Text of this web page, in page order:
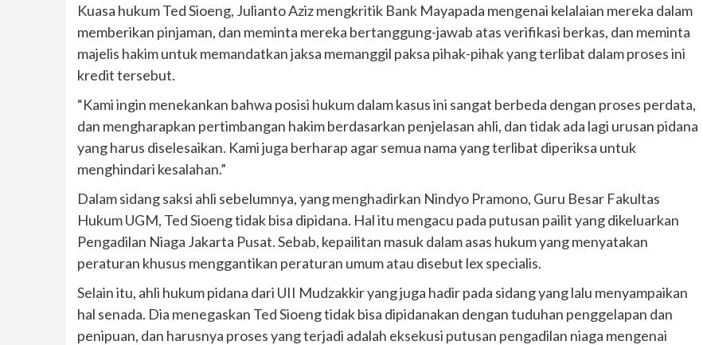
Kuasa hukum Ted Sioeng, Julianto Aziz mengkritik Bank Mayapada mengenai kelalaian mereka dalam
memberikan pinjaman, dan meminta mereka bertanggung-jawab atas verifikasi berkas, dan meminta
majelis hakim untuk memandatkan jaksa memanggil paksa pihak-pihak yang terlibat dalam proses ini
kredit tersebut.
“Kami ingin menekankan bahwa posisi hukum dalam kasus ini sangat berbeda dengan proses perdata,
dan mengharapkan pertimbangan hakim berdasarkan penjelasan ahli, dan tidak ada lagi urusan pidana
yang harus diselesaikan. Kami juga berharap agar semua nama yang terlibat diperiksa untuk
menghindari kesalahan.”
Dalam sidang saksi ahli sebelumnya, yang menghadirkan Nindyo Pramono, Guru Besar Fakultas
Hukum UGM, Ted Sioeng tidak bisa dipidana. Hal itu mengacu pada putusan pailit yang dikeluarkan
Pengadilan Niaga Jakarta Pusat. Sebab, kepailitan masuk dalam asas hukum yang menyatakan
peraturan khusus menggantikan peraturan umum atau disebut lex specialis.
Selain itu, ahli hukum pidana dari UII Mudzakkir yang juga hadir pada sidang yang lalu menyampaikan
hal senada. Dia menegaskan Ted Sioeng tidak bisa dipidanakan dengan tuduhan penggelapan dan
penipuan, dan harusnya proses yang terjadi adalah eksekusi putusan pengadilan niaga mengenai